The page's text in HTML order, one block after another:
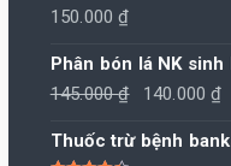
150.000₫
Phân bón lá NK
145.000₫
Giá
là:
140.000₫
Thuốc trừ bệnh